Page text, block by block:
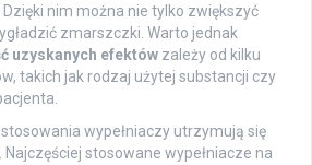
nim można nie tylko zwiększyć
zmarszczki. Warto jednak
uzyskanych efektów zależy od kilku
takich jak rodzaj użytej substancji czy
wypełniaczy utrzymują się
. Najczęściej stosowane wypełniacze na